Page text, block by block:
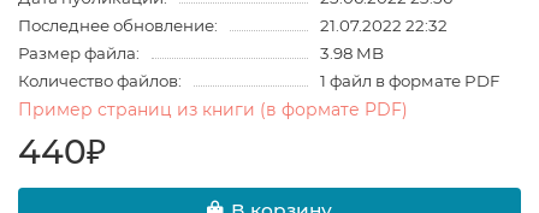
Последнее обновление:
21.07.2022 22:32
Размер файла:
3.98 MB
Количество файлов:
1 файл в формате PDF
Пример страниц из книги (в формате PDF)
440₽